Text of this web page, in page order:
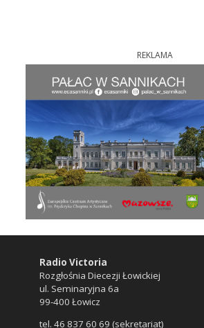
REKLAMA
Radio Victoria
Rozgłośnia Diecezji Łowickiej
ul. Seminaryjna 6a
99-400 Łowicz
tel. 46 837 60 69 (sekretariat)